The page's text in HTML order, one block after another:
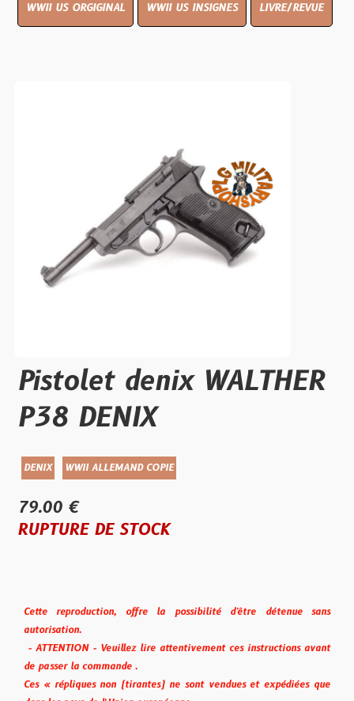
WWII US ORGIGINAL WWII US INSIGNES LIVRE/REVUE
Pistolet denix WALTHER
P38 DENIX
DENIX WWII ALLEMAND COPIE
79.00 €
RUPTURE DE STOCK
Cette reproduction, offre la possibilité d'être détenue sans
autorisation.
- ATTENTION - Veuillez lire attentivement ces instructions avant
de passer la commande .
Ces « répliques non (tirantes) ne sont vendues et expédiées que